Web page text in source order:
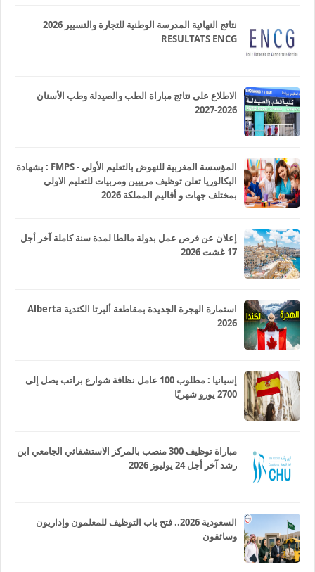
نتائج النهائية المدرسة الوطنية للتجارة والتسيير 2026
RESULTATS ENCG
الاطلاع على نتائج مباراة الطب والصيدلة وطب الأسنان
2026-2027
المؤسسة المغربية للنهوض بالتعليم الأولي - FMPS : بشهادة
البكالوريا تعلن توظيف مربيين ومربيات للتعليم الاولي
بمختلف جهات و أقاليم المملكة 2026
إعلان عن فرص عمل بدولة مالطا لمدة سنة كاملة آخر أجل
17 غشت 2026
استمارة الهجرة الجديدة بمقاطعة ألبرتا الكندية Alberta
2026
إسبانيا : مطلوب 100 عامل نظافة شوارع براتب يصل إلى
2700 يورو شهريًا
مباراة توظيف 300 منصب بالمركز الاستشفائي الجامعي ابن
رشد آخر أجل 24 يوليوز 2026
السعودية 2026.. فتح باب التوظيف للمعلمون وإداريون
وسائقون